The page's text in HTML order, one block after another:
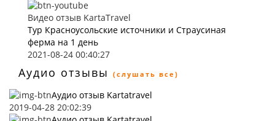
Видео отзыв KartaTravel
Тур Красноусольские источники и Страусиная
ферма на 1 день
2021-08-24 00:40:27
Аудио отзывы (слушать все)
Аудио отзыв Kartatravel
2019-04-28 20:02:39